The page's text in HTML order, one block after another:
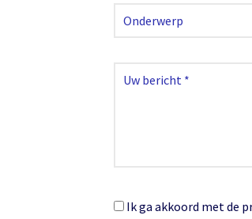
Ik ga akkoord met de